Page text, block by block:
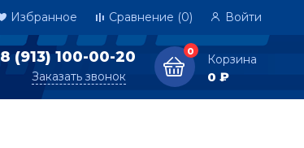
Избранное Сравнение (0) Войти
8 (913) 100-00-20
Заказать звонок
0
Корзина
0 ₽